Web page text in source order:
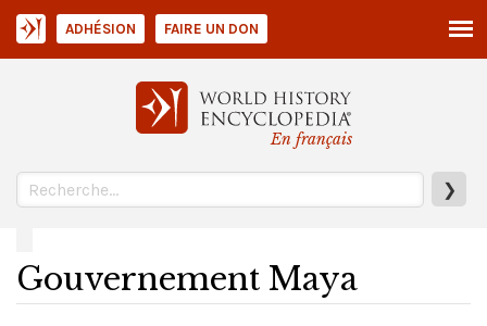
En français
❯
ADHÉSION FAIRE UN DON
Gouvernement Maya